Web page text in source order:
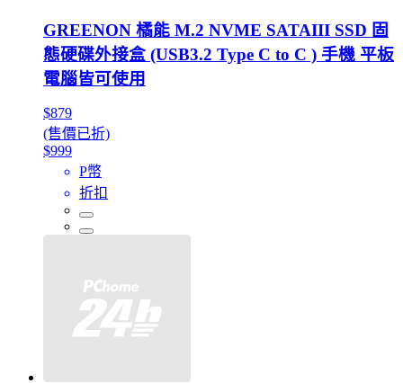
GREENON 橘能 M.2 NVME SATAIII SSD 固
態硬碟外接盒 (USB3.2 Type C to C ) 手機 平板
電腦皆可使用
$879
(售價已折)
$999
P幣
折扣